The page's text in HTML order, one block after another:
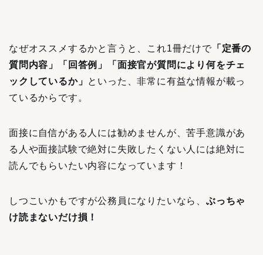
なぜオススメするかと言うと、これ1冊だけで「定番の
質問内容」「回答例」「面接官が質問により何をチェ
ックしているか」 といった、非常に有益な情報が載っ
ているからです。
面接に自信がある人には勧めませんが、苦手意識があ
る人や面接試験で絶対に失敗したくない人には絶対に
読んでもらいたい内容になっています！
しつこいかもですが公務員になりたいなら、 ぶっちゃ
け読まないだけ損！